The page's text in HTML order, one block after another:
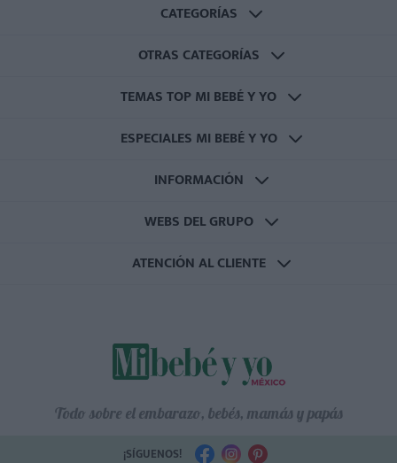
CATEGORÍAS
OTRAS CATEGORÍAS
TEMAS TOP MI BEBÉ Y YO
ESPECIALES MI BEBÉ Y YO
INFORMACIÓN
WEBS DEL GRUPO
ATENCIÓN AL CLIENTE
Todo sobre el embarazo, bebés, mamás y papás
¡SÍGUENOS!